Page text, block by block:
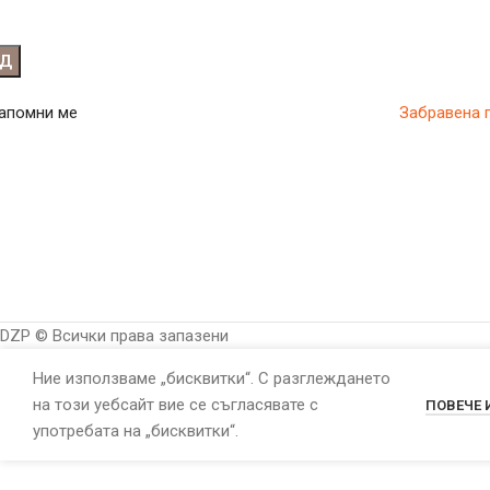
Забравена
ме
DZP © Всички права запазени
Ние използваме „бисквитки“. С разглеждането
на този уебсайт вие се съгласявате с
употребата на „бисквитки“.